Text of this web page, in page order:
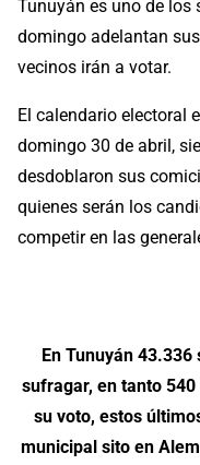
Tunuyán es uno de los
domingo adelantan sus
vecinos irán a votar.
El calendario electoral
domingo 30 de abril,
desdoblaron sus
quienes serán los
competir en las
En Tunuyán
sufragar, en tanto
su voto, estos
municipal sito en